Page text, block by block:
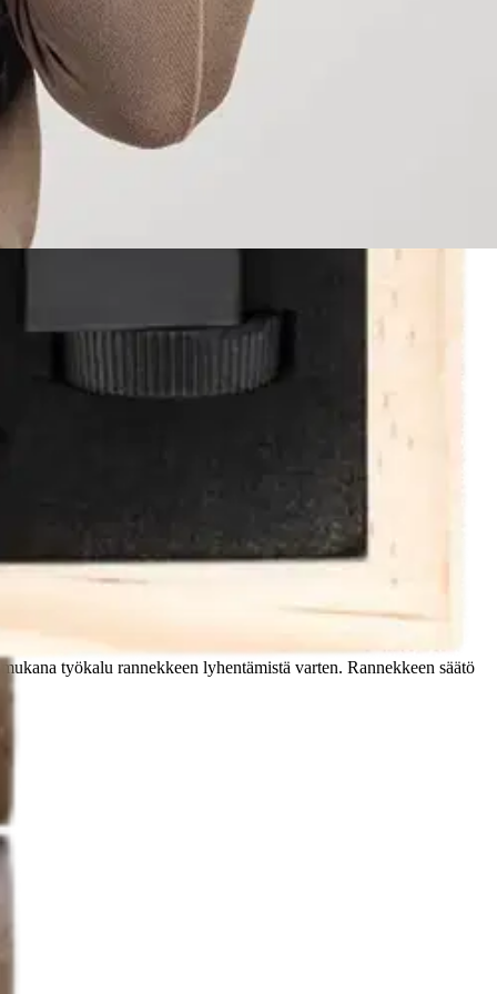
RANNEKELLOIHIN Toiveenne on kuultu! Asiakkaidemme
tekniikalla. Sen ansiosta rannekkeen irrottaminen ja
juhlavammaksi. Tämä upea ranneke on suunniteltu
mikä takaa sekä pitkäikäisyyden että tyylikkään ulkonäön.
pituuden itsellesi sopivaksi. LAADUKAS PUINEN RANNEKE –
takaavat erinomaisen laadun sekä kovuuden. Kuten muidenkin
käyttökokemuksen. Valitse HAVU - kun vaadit
työkalu rannekkeen lyhentämistä varten. Rannekkeen säätö